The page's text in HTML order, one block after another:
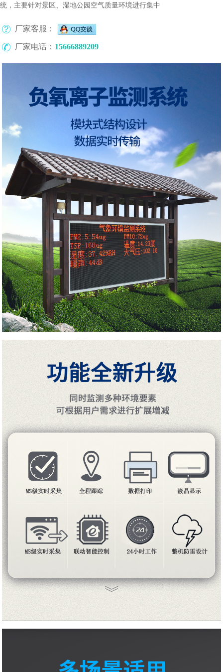
统，主要针对景区、湿地公园空气质量环境进行集中
厂家客服：
厂家电话： 15666889209